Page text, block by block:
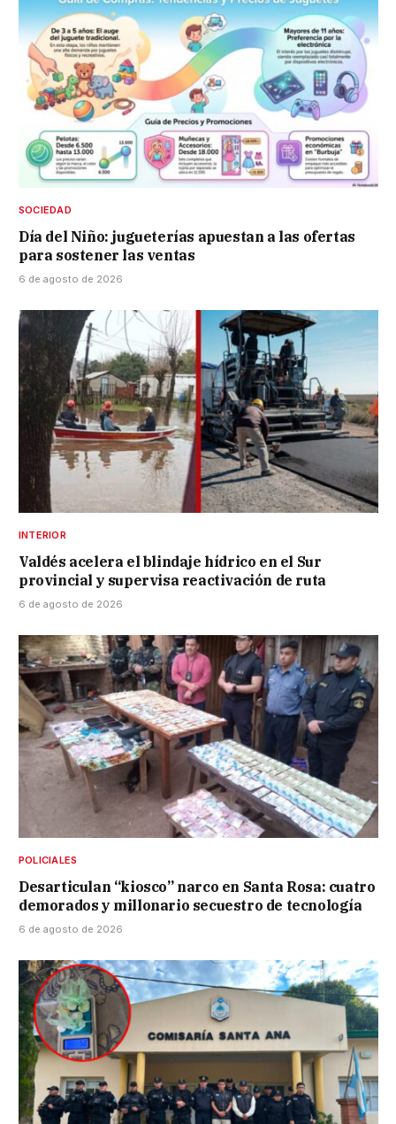
SOCIEDAD
Día del Niño: jugueterías apuestan a las ofertas
para sostener las ventas
6 de agosto de 2026
INTERIOR
Valdés acelera el blindaje hídrico en el Sur
provincial y supervisa reactivación de ruta
6 de agosto de 2026
POLICIALES
Desarticulan “kiosco” narco en Santa Rosa: cuatro
demorados y millonario secuestro de tecnología
6 de agosto de 2026